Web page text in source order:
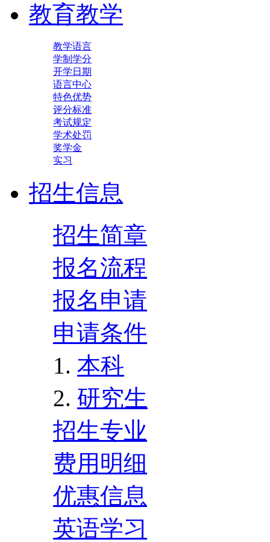
教育教学
教学语言
学制学分
开学日期
语言中心
特色优势
评分标准
考试规定
学术处罚
奖学金
实习
招生信息
招生简章
报名流程
报名申请
申请条件
本科
研究生
招生专业
费用明细
优惠信息
英语学习